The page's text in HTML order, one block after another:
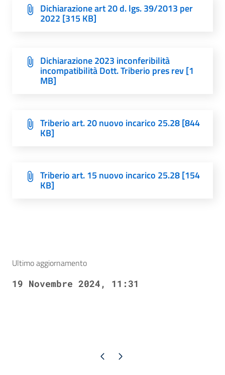
Dichiarazione art 20 d. lgs. 39/2013 per
2022 [315 KB]
Dichiarazione 2023 inconferibilità
incompatibilità Dott. Triberio pres rev [1
MB]
Triberio art. 20 nuovo incarico 25.28 [844
KB]
Triberio art. 15 nuovo incarico 25.28 [154
KB]
Ultimo aggiornamento
19 Novembre 2024, 11:31
Pagina precedente
Pagina successiva